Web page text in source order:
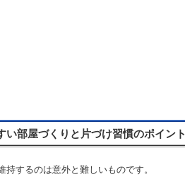
部屋づくりと片づけ習慣のポイント
するのは意外と難しいものです。